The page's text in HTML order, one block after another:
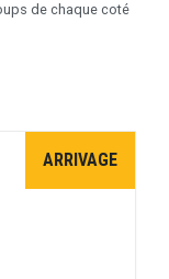
de chaque coté
ARRIVAGE